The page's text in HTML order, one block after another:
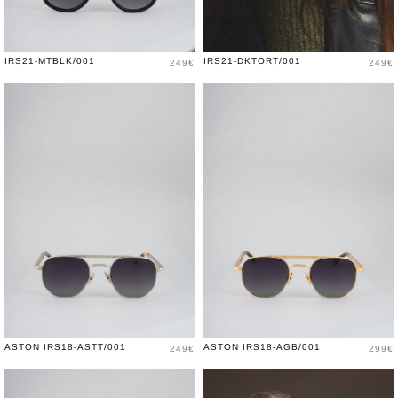
IRS21-MTBLK/001 Prix
249€ IRS21-DKTORT/001 Prix
249€
ASTON IRS18-ASTT/001 Prix
249€ ASTON IRS18-AGB/001 Prix
299€